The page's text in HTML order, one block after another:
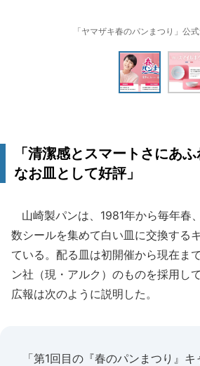
「ヤマザキ春のパンまつり」公
「清潔感とスマートさにあ
なお皿として好評」
山崎製パンは、1981年から毎年春
数シールを集めて白い皿に交換する
ている。配る皿は初開催から現在ま
ン社（現・アルク）のものを採用し
広報は次のように説明した。
「第1回目の『春のパンまつり』